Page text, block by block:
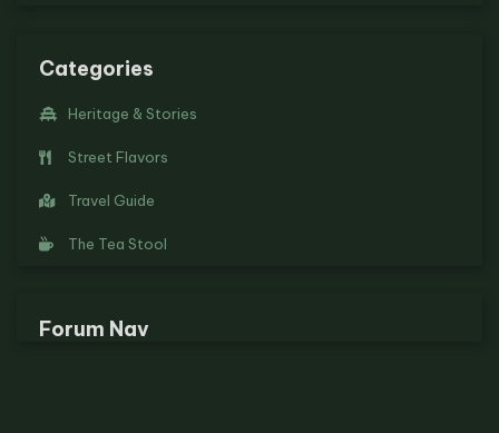
Categories
Heritage & Stories
Street Flavors
Travel Guide
The Tea Stool
Forum Nav